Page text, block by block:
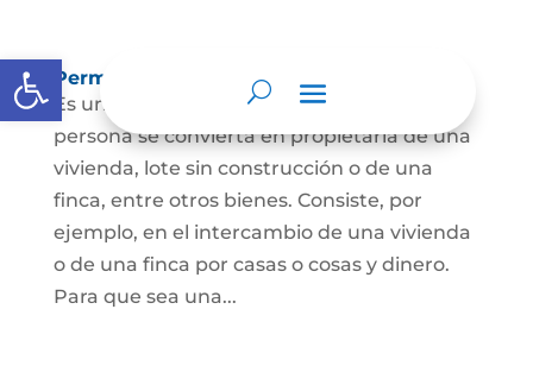
Abrir barra de herramientas
Permuta de Inmuebles
Es uno de los contratos para que una
persona se convierta en propietaria de una
vivienda, lote sin construcción o de una
finca, entre otros bienes. Consiste, por
ejemplo, en el intercambio de una vivienda
o de una finca por casas o cosas y dinero.
Para que sea una...